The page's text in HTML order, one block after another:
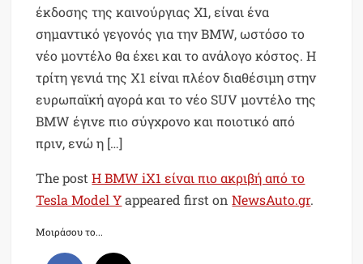
έκδοσης της καινούργιας Χ1, είναι ένα
σημαντικό γεγονός για την BMW, ωστόσο το
νέο μοντέλο θα έχει και το ανάλογο κόστος. Η
τρίτη γενιά της X1 είναι πλέον διαθέσιμη στην
ευρωπαϊκή αγορά και το νέο SUV μοντέλο της
BMW έγινε πιο σύγχρονο και ποιοτικό από
πριν, ενώ η […]
The postH BMW iX1 είναι πιο ακριβή από το
Tesla Model Yappeared first onNewsAuto.gr.
Μοιράσου το...